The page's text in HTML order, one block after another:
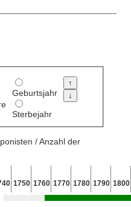
Geburtsjahr
Sterbejahr
/ Anzahl der
1750 1760 1770 1780 1790 1800